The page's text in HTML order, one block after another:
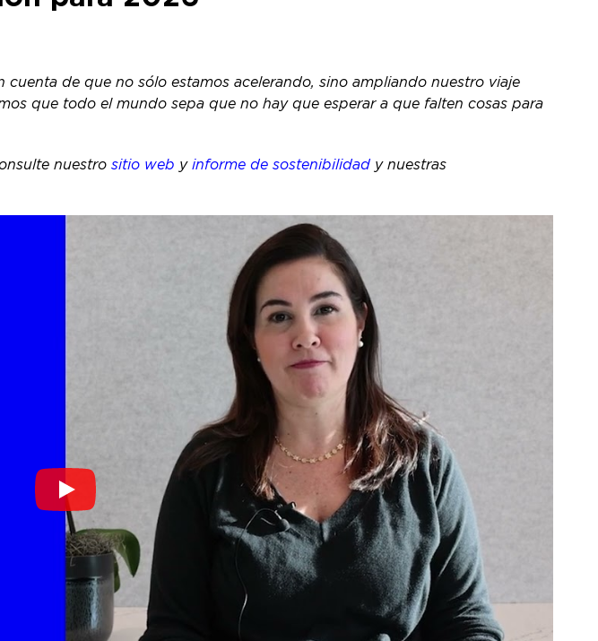
cuenta de que no sólo estamos acelerando, sino ampliando nuestro viaje
que todo el mundo sepa que no hay que esperar a que falten cosas para
nuestro sitio web y informe de sostenibilidad y nuestras